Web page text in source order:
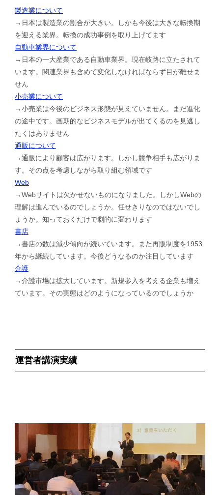
製造業について
→日本は製造業の割合が大きい。しかも今後は大きな転換期
を迎える業界。転換の成功事例を取り上げてます
自動車業界について
→日本の一大産業である自動車業界。現在岐路に立たされて
います。関連業界も含めて変化しなければならず目が離せま
せん
小売業について
→小売業は今後のビジネス形態が見えていません。まだ進化
の途中です。画期的なビジネスモデルが出てくるのを見逃し
たくはありません
通販について
→通販により顧客は広がります。しかし競争相手も広がりま
す。その点を考慮しながら取り組む領域です
Web
→Webサイトは欠かせないものになりました。しかしWebの
理解は進んでいるのでしょうか。任せきりなのではないでし
ょうか。知っておくだけで劇的に変わります
書店
→書店の数は減少傾向が続いています。また再販制度を1953
年から継続しています。今後どうなるのか注目しています
介護
→介護市場は拡大しています。新規参入を考える企業も増え
ています。その実態はどのようになっているのでしょうか
運営者講演実績